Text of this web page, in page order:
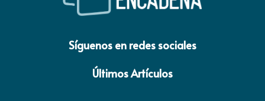
Síguenos en redes sociales
Últimos Artículos